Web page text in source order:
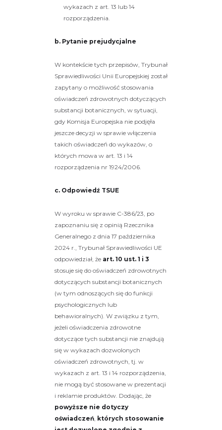
wykazach z art. 13 lub 14
rozporządzenia.
b. Pytanie prejudycjalne
W kontekście tych przepisów, Trybunał
Sprawiedliwości Unii Europejskiej został
zapytany o możliwość stosowania
oświadczeń zdrowotnych dotyczących
substancji botanicznych, w sytuacji,
gdy Komisja Europejska nie podjęła
jeszcze decyzji w sprawie włączenia
takich oświadczeń do wykazów, o
których mowa w art. 13 i 14
rozporządzenia nr 1924/2006.
c. Odpowiedź TSUE
W wyroku w sprawie C-386/23, po
zapoznaniu się z opinią Rzecznika
Generalnego z dnia 17 października
2024 r., Trybunał Sprawiedliwości UE
odpowiedział, że art. 10 ust. 1 i 3
stosuje się do oświadczeń zdrowotnych
dotyczących substancji botanicznych
(w tym odnoszących się do funkcji
psychologicznych lub
behawioralnych). W związku z tym,
jeżeli oświadczenia zdrowotne
dotyczące tych substancji nie znajdują
się w wykazach dozwolonych
oświadczeń zdrowotnych, tj. w
wykazach z art. 13 i 14 rozporządzenia,
nie mogą być stosowane w prezentacji
i reklamie produktów. Dodając, że
powyższe nie dotyczy
oświadczeń, których stosowanie